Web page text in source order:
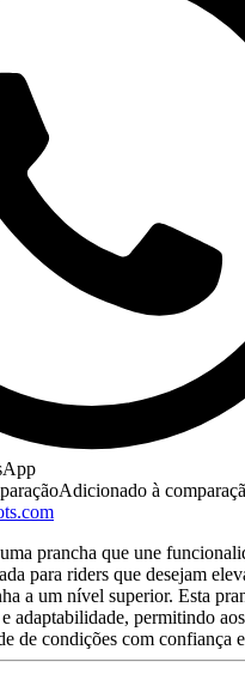
Adicionado à
prancha que une
para riders que desejam
a um nível superior. Esta
adaptabilidade, permitindo
de condições com confiança